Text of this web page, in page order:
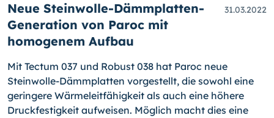
Neue Steinwolle-Dämmplatten-
Generation von Paroc mit
homogenem Aufbau
31.03.2022
Mit Tectum 037 und Robust 038 hat Paroc neue
Steinwolle-Dämm­plat­ten vorgestellt, die sowohl eine
geringere Wärmeleitfähigkeit als auch eine höhere
Druckfestigkeit aufweisen. Möglich macht dies eine